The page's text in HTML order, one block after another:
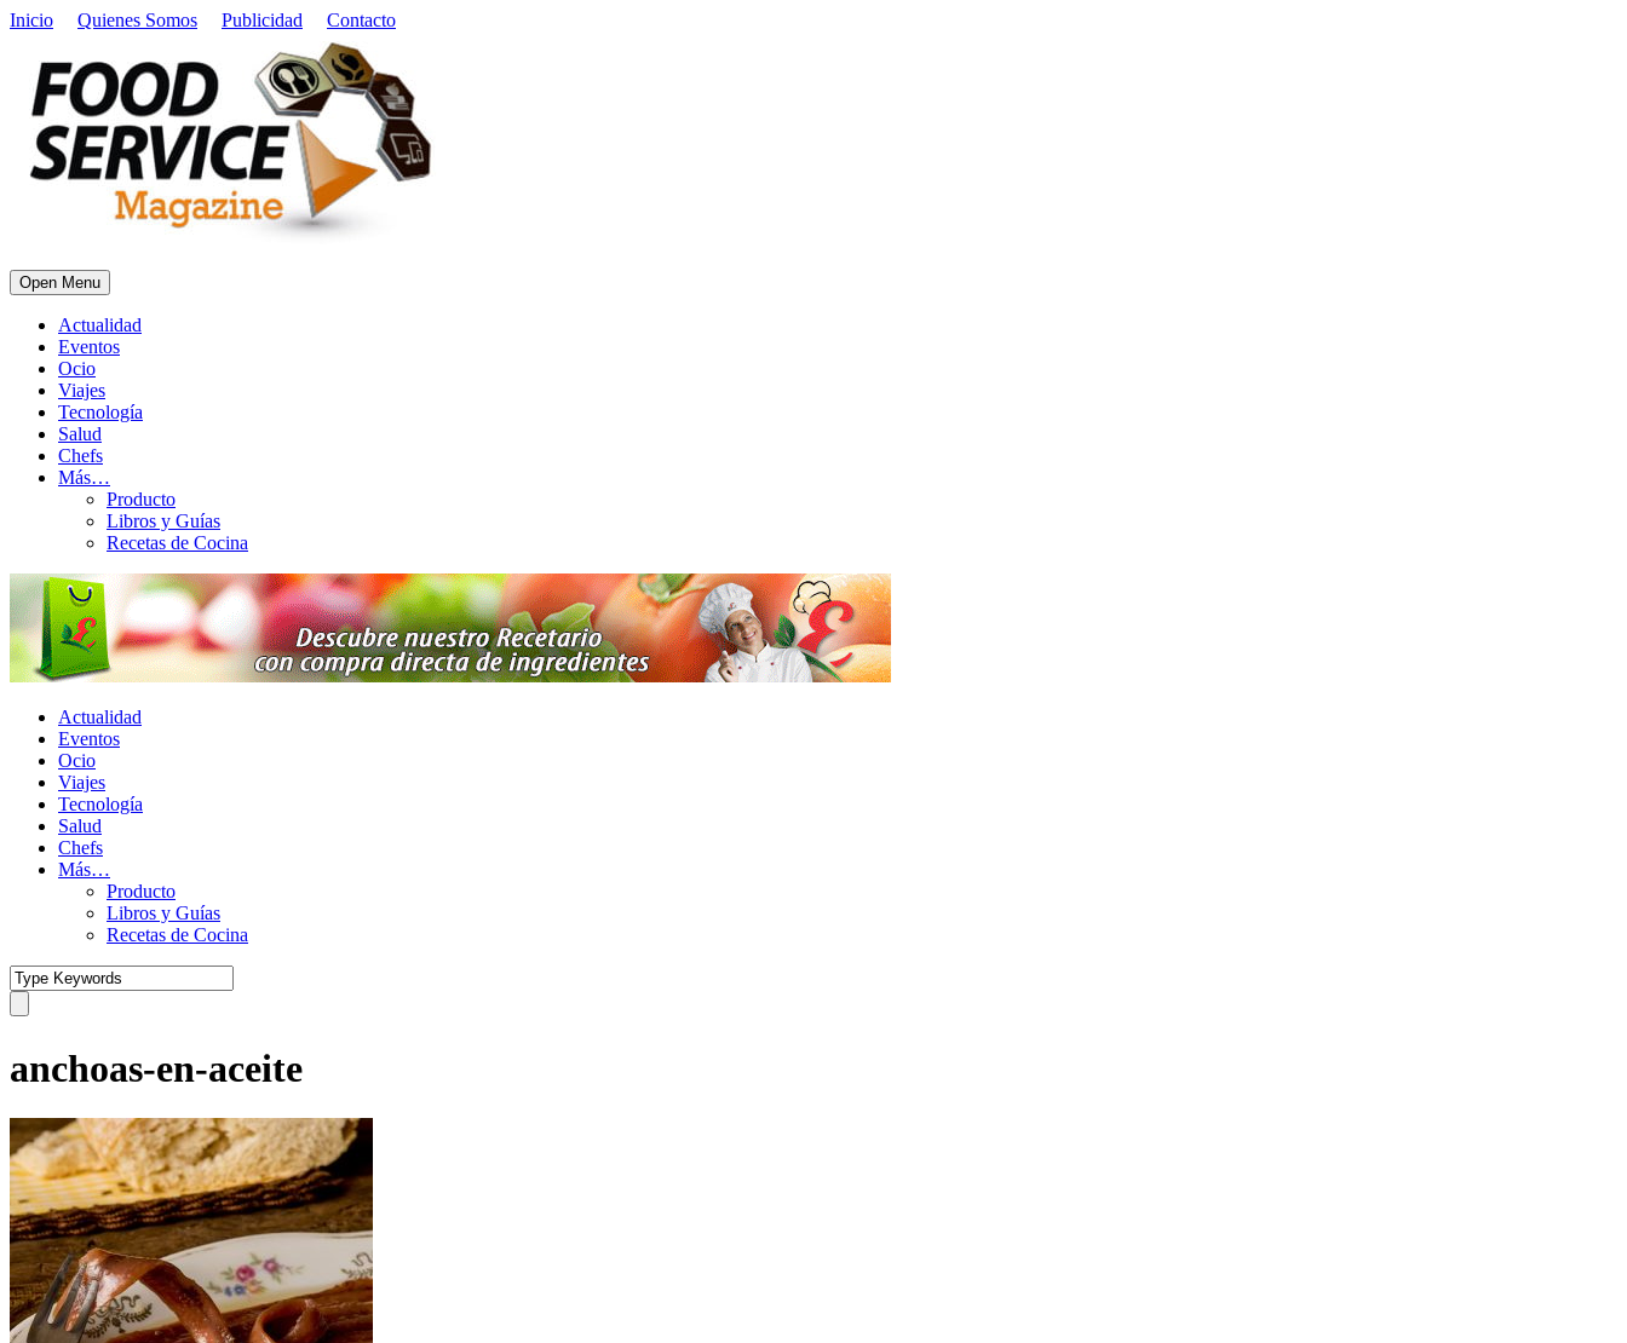
Inicio Quienes Somos Publicidad Contacto
Open Menu
Actualidad
Eventos
Ocio
Viajes
Tecnología
Salud
Chefs
Más…
Producto
Libros y Guías
Recetas de Cocina
Actualidad
Eventos
Ocio
Viajes
Tecnología
Salud
Chefs
Más…
Producto
Libros y Guías
Recetas de Cocina
anchoas-en-aceite